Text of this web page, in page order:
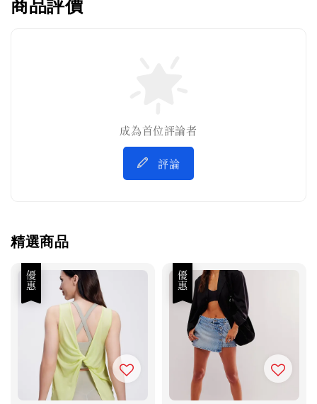
商品評價
成為首位評論者
評論
精選商品
優惠 優惠